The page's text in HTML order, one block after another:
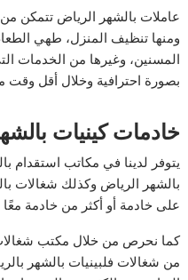
عاملات بالشهر الرياض تتمكن
ومنها تنظيف المنزل، طهي
المسنين، وغيرها من الخدمات
بصورة احترافية وخلال أقل وقت
خادمات كينيات
يتوفر لدينا في مكاتب استقدام
على خادمة أو أكثر من خادمة
كما نحرص من خلال مكتب شغالات
من شغالات فلبينيات بالشهر